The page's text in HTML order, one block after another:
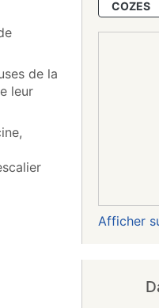
de la
leur
COZES
Afficher